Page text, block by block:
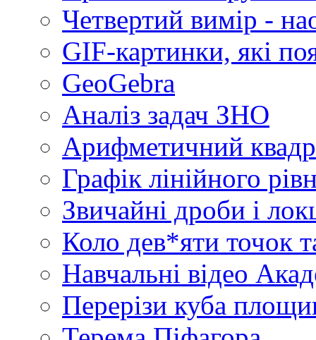
Четвертий вимір -
GIF-картинки, які
GeoGebra
Аналіз задач ЗНО
Арифметичний
Графік лінійного
Звичайні дроби і
Коло дев*яти точок
Навчальні відео
Перерізи куба